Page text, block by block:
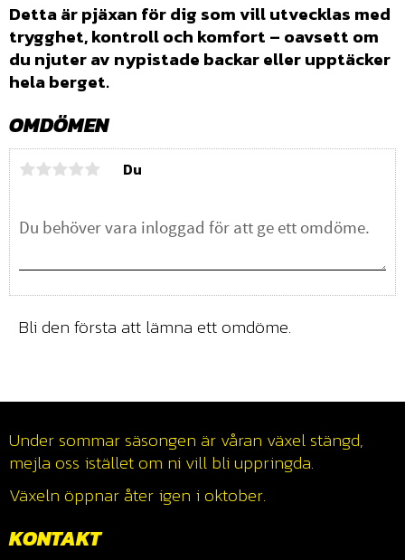
Detta är pjäxan för dig som vill utvecklas med
trygghet, kontroll och komfort – oavsett om
du njuter av nypistade backar eller upptäcker
hela berget.
OMDÖMEN
Du
Bli den första att lämna ett omdöme.
Under sommar säsongen är våran växel stängd,
mejla oss istället om ni vill bli uppringda.
Växeln öppnar åter igen i oktober.
KONTAKT